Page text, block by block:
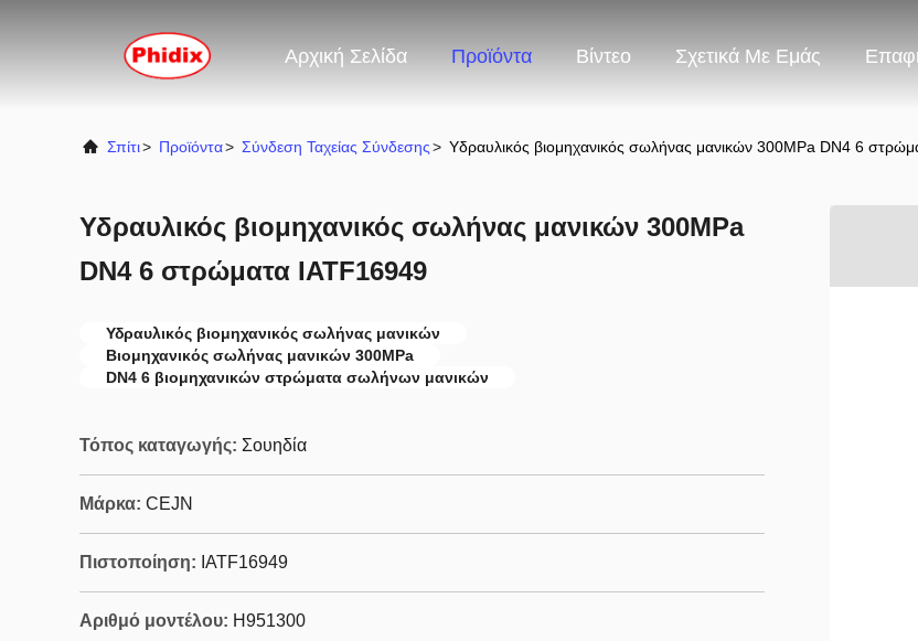
Αρχική Σελίδα Προϊόντα Βίντεο Σχετικά Με Εμάς
Σπίτι> Προϊόντα> Σύνδεση Ταχείας Σύνδεσης> Υδραυλικός βιομηχανικός σωλήνας μανικών 300MPa DN4 6
Υδραυλικός βιομηχανικός σωλήνας μανικών 300MPa
DN4 6 στρώματα IATF16949
Υδραυλικός βιομηχανικός σωλήνας μανικών
Βιομηχανικός σωλήνας μανικών 300MPa
DN4 6 βιομηχανικών στρώματα σωλήνων μανικών
Τόπος καταγωγής: Σουηδία
Μάρκα: CEJN
Πιστοποίηση: IATF16949
Αριθμό μοντέλου: H951300